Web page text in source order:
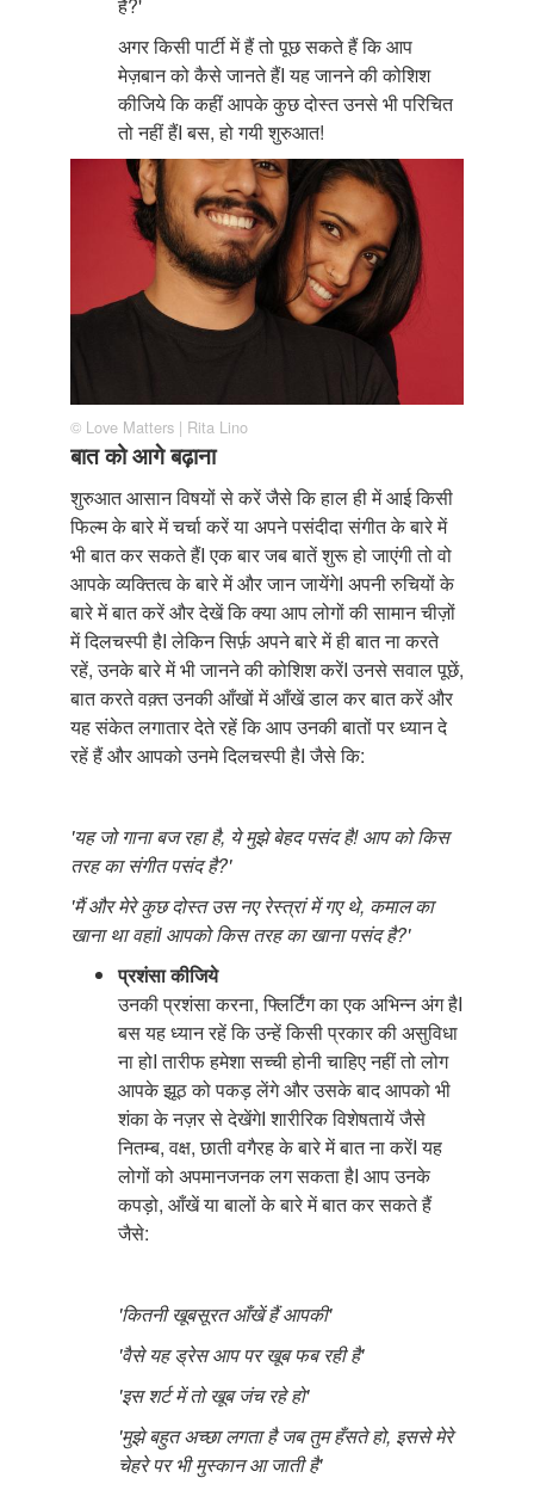
अगर किसी पार्टी में हैं तो पूछ सकते हैं कि आप
मेज़बान को कैसे जानते हैंI यह जानने की कोशिश
कीजिये कि कहीं आपके कुछ दोस्त उनसे भी परिचित
तो नहीं हैंI बस, हो गयी शुरुआत!
© Love Matters | Rita Lino
बात को आगे बढ़ाना
शुरुआत आसान विषयों से करें जैसे कि हाल ही में आई किसी
फिल्म के बारे में चर्चा करें या अपने पसंदीदा संगीत के बारे में
भी बात कर सकते हैंI एक बार जब बातें शुरू हो जाएंगी तो वो
आपके व्यक्तित्व के बारे में और जान जायेंगेI अपनी रुचियों के
बारे में बात करें और देखें कि क्या आप लोगों की सामान चीज़ों
में दिलचस्पी हैI लेकिन सिर्फ़ अपने बारे में ही बात ना करते
रहें, उनके बारे में भी जानने की कोशिश करेंI उनसे सवाल पूछें,
बात करते वक़्त उनकी आँखों में आँखें डाल कर बात करें और
यह संकेत लगातार देते रहें कि आप उनकी बातों पर ध्यान दे
रहें हैं और आपको उनमे दिलचस्पी हैI जैसे कि:
'यह जो गाना बज रहा है, ये मुझे बेहद पसंद है! आप को किस
तरह का संगीत पसंद है?'
'मैं और मेरे कुछ दोस्त उस नए रेस्त्रां में गए थे, कमाल का
खाना था वहांI आपको किस तरह का खाना पसंद है?'
प्रशंसा कीजिये
उनकी प्रशंसा करना, फ्लिर्टिंग का एक अभिन्न अंग हैI
बस यह ध्यान रहें कि उन्हें किसी प्रकार की असुविधा
ना होI तारीफ हमेशा सच्ची होनी चाहिए नहीं तो लोग
आपके झूठ को पकड़ लेंगे और उसके बाद आपको भी
शंका के नज़र से देखेंगेI शारीरिक विशेषतायें जैसे
नितम्ब, वक्ष, छाती वगैरह के बारे में बात ना करेंI यह
लोगों को अपमानजनक लग सकता हैI आप उनके
कपड़ो, आँखें या बालों के बारे में बात कर सकते हैं
जैसे:
'कितनी खूबसूरत आँखें हैं आपकी'
'वैसे यह ड्रेस आप पर खूब फब रही है'
'इस शर्ट में तो खूब जंच रहे हो'
'मुझे बहुत अच्छा लगता है जब तुम हँसते हो, इससे मेरे
चेहरे पर भी मुस्कान आ जाती है'